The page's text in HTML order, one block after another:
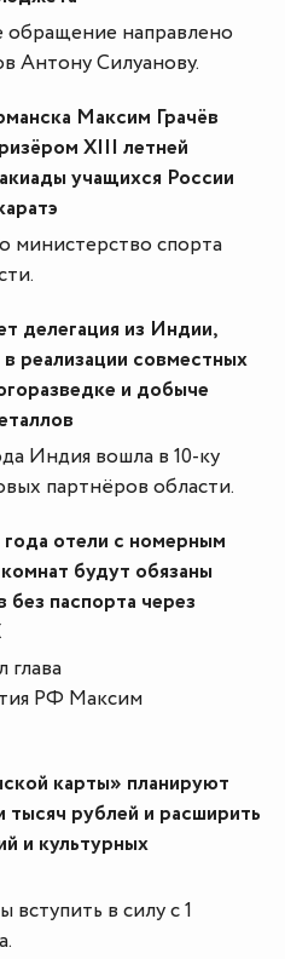
направлено
Антону Силуанову.
Максим Грачёв
XIII летней
учащихся России
спорта
делегация из Индии,
реализации совместных
и добыче
Индия вошла в 10-ку
партнёров области.
года отели с номерным
будут обязаны
без паспорта через
РФ Максим
карты» планируют
тысяч рублей и расширить
и культурных
в силу с 1